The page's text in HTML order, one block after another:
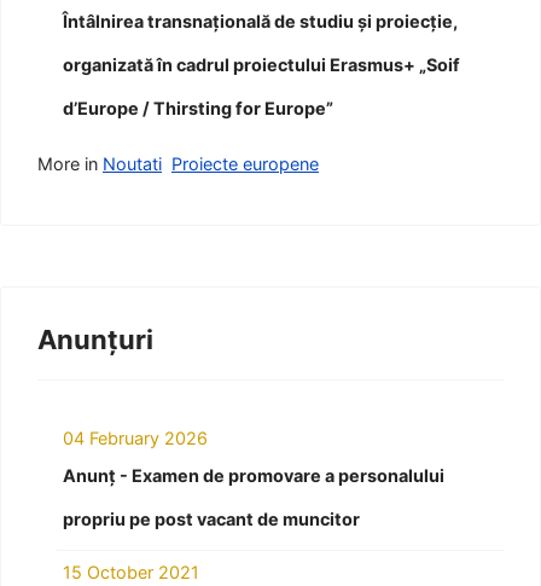
Întâlnirea transnațională de studiu și proiecție,
organizată în cadrul proiectului Erasmus+ „Soif
d’Europe / Thirsting for Europe”
More in Noutati Proiecte europene
Anunțuri
04 February 2026
Anunț - Examen de promovare a personalului
propriu pe post vacant de muncitor
15 October 2021